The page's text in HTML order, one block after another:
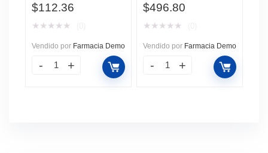
$112.36
★ ★ ★ ★ ★
Vendido por Farmacia Demo
$496.80
★ ★ ★ ★ ★
Vendido por Farmacia Demo